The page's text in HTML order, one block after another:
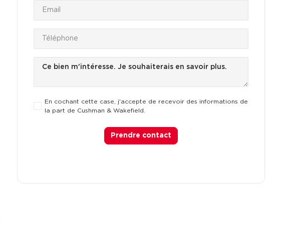
En cochant cette case, j'accepte de recevoir des informations de
la part de Cushman & Wakefield.
Prendre contact